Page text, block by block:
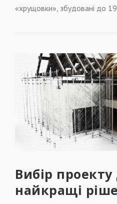
«хрущовки», збудовані до
Вибір
найкращі